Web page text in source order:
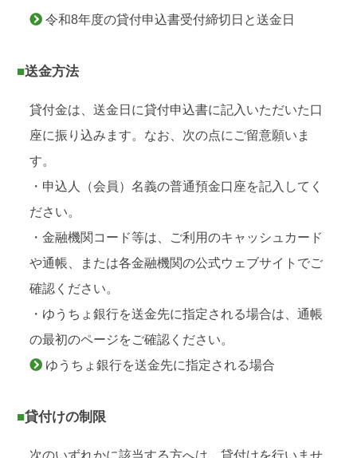
令和8年度の貸付申込書受付締切日と送金日
■送金方法
貸付金は、送金日に貸付申込書に記入いただいた口
座に振り込みます。なお、次の点にご留意願いま
す。
・申込人（会員）名義の普通預金口座を記入してく
ださい。
・金融機関コード等は、ご利用のキャッシュカード
や通帳、または各金融機関の公式ウェブサイトでご
確認ください。
・ゆうちょ銀行を送金先に指定される場合は、通帳
の最初のページをご確認ください。
ゆうちょ銀行を送金先に指定される場合
■貸付けの制限
次のいずれかに該当する方へは、貸付けを行いませ